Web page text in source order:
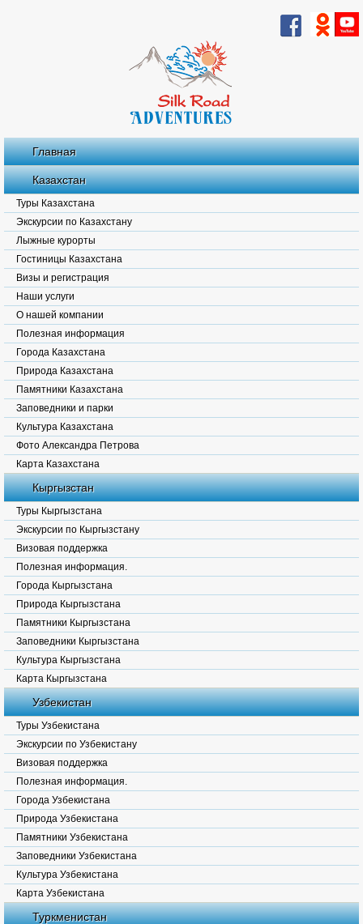
Главная
Казахстан
Туры Казахстана
Экскурсии по Казахстану
Лыжные курорты
Гостиницы Казахстана
Визы и регистрация
Наши услуги
О нашей компании
Полезная информация
Города Казахстана
Природа Казахстана
Памятники Казахстана
Заповедники и парки
Культура Казахстана
Фото Александра Петрова
Карта Казахстана
Кыргызстан
Туры Кыргызстана
Экскурсии по Кыргызстану
Визовая поддержка
Полезная информация.
Города Кыргызстана
Природа Кыргызстана
Памятники Кыргызстана
Заповедники Кыргызстана
Культура Кыргызстана
Карта Кыргызстана
Узбекистан
Туры Узбекистана
Экскурсии по Узбекистану
Визовая поддержка
Полезная информация.
Города Узбекистана
Природа Узбекистана
Памятники Узбекистана
Заповедники Узбекистана
Культура Узбекистана
Карта Узбекистана
Туркменистан